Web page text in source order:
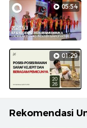
05:54
01:29
Rekomendasi